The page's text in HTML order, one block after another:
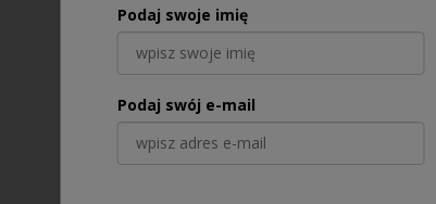
Podaj swoje imię
Podaj swój e-mail